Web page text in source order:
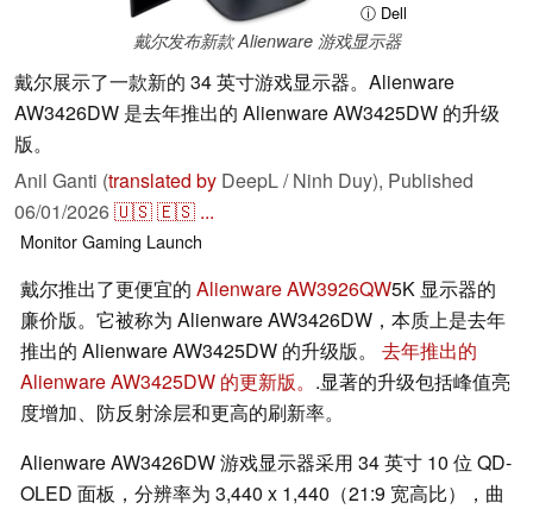
ⓘ Dell
戴尔发布新款 Alienware 游戏显示器
戴尔展示了一款新的 34 英寸游戏显示器。Alienware
AW3426DW 是去年推出的 Alienware AW3425DW 的升级
版。
Anil Ganti (translated by DeepL / Ninh Duy), Published
06/01/2026🇺🇸🇪🇸 ...
MonitorGaming Launch
戴尔推出了更便宜的 Alienware AW3926QW5K 显示器的
廉价版。它被称为 Alienware AW3426DW，本质上是去年
推出的 Alienware AW3425DW 的升级版。 去年推出的
Alienware AW3425DW 的更新版。 .显著的升级包括峰值亮
度增加、防反射涂层和更高的刷新率。
Alienware AW3426DW 游戏显示器采用 34 英寸 10 位 QD-
OLED 面板，分辨率为 3,440 x 1,440（21:9 宽高比），曲